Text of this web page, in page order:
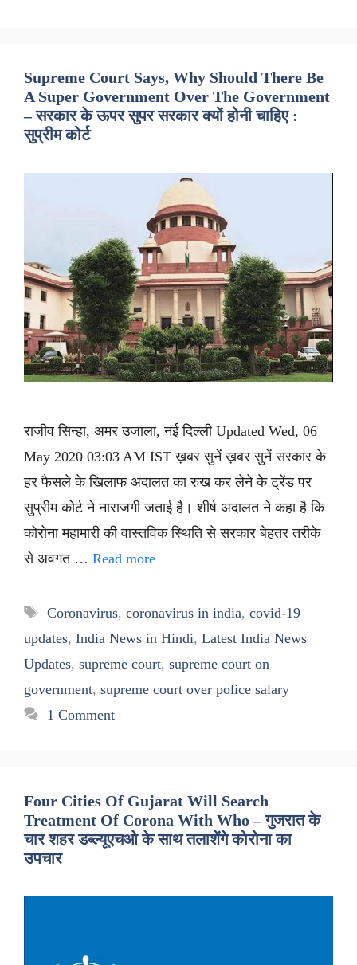
Supreme Court Says, Why Should There Be
A Super Government Over The Government
– सरकार के ऊपर सुपर सरकार क्यों होनी चाहिए :
सुप्रीम कोर्ट
राजीव सिन्हा, अमर उजाला, नई दिल्ली Updated Wed, 06
May 2020 03:03 AM IST ख़बर सुनें ख़बर सुनें सरकार के
हर फैसले के खिलाफ अदालत का रुख कर लेने के ट्रेंड पर
सुप्रीम कोर्ट ने नाराजगी जताई है। शीर्ष अदालत ने कहा है कि
कोरोना महामारी की वास्तविक स्थिति से सरकार बेहतर तरीके
से अवगत … Read more
Tags
Coronavirus, coronavirus in india, covid-19
updates, India News in Hindi, Latest India News
Updates, supreme court, supreme court on
government, supreme court over police salary
1 Comment
Four Cities Of Gujarat Will Search
Treatment Of Corona With Who – गुजरात के
चार शहर डब्ल्यूएचओ के साथ तलाशेंगे कोरोना का
उपचार